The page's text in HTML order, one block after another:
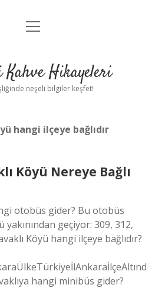
Anasayfa
Yasal Uyarı
menüyü
Kahve Hikayeleri
neşeli bilgiler keşfet!
hangi ilçeye bağlıdır
Köyü Nereye Bağlı
otobüs gider? Bu otobüs
yakınından geçiyor: 309, 312,
Köyü hangi ilçeye bağlıdır?
hangi minibüs gider?